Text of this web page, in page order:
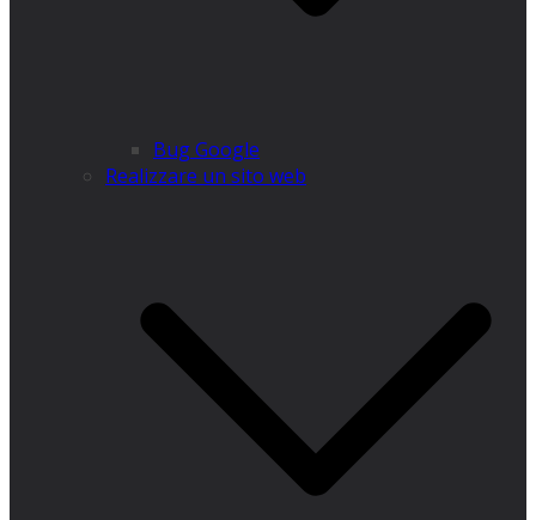
Bug Google
Realizzare un sito web